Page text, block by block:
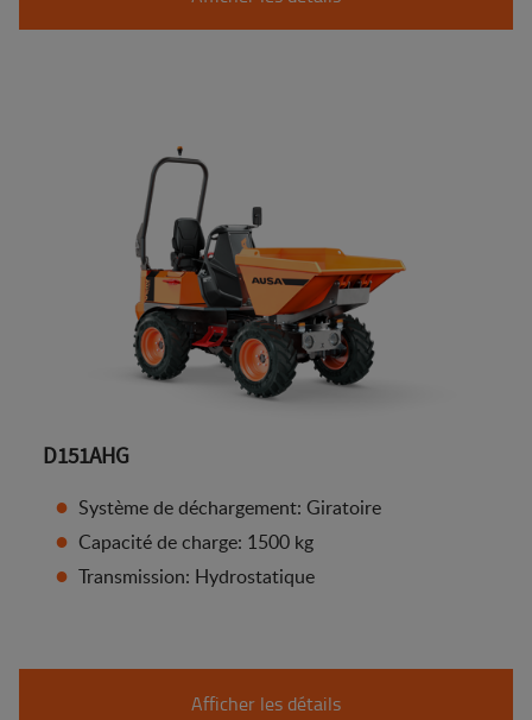
D151AHG
Système de déchargement: Giratoire
Capacité de charge: 1500 kg
Transmission: Hydrostatique
Afficher les détails